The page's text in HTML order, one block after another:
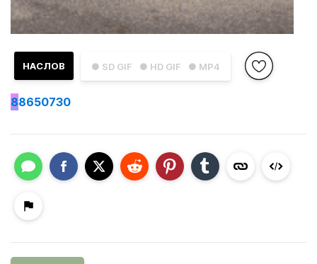
● SD GIF ● HD GIF ● MP4
НАСЛОВ
88650730